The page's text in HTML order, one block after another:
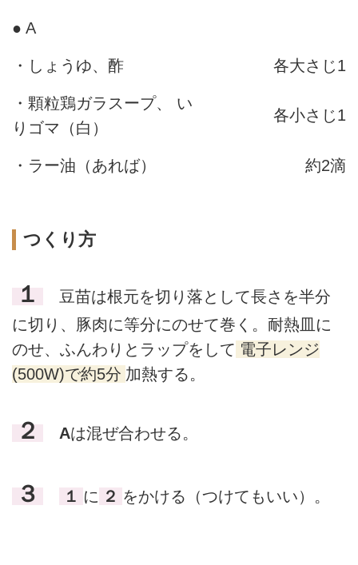
● A
・しょうゆ、酢 各大さじ1
・顆粒鶏ガラスープ、 い
りゴマ（白）
各小さじ1
・ラー油（あれば） 約2滴
つくり方
１
豆苗は根元を切り落として長さを半分
に切り、豚肉に等分にのせて巻く。耐熱皿に
のせ、ふんわりとラップをして 電子レンジ
(500W)で約5分 加熱する。
２ Aは混ぜ合わせる。
３ １ に ２ をかける（つけてもいい）。